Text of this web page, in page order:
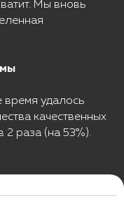
Мы вновь
время удалось
качественных
2 раза (на 53%).